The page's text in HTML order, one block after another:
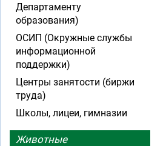
Департаменту
образования)
ОСИП (Окружные службы
информационной
поддержки)
Центры занятости (биржи
труда)
Школы, лицеи, гимназии
Животные